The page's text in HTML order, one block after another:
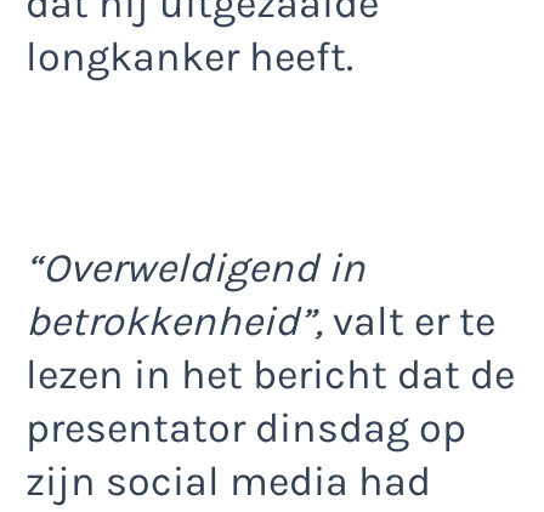
longkanker heeft.
“Overweldigend in
betrokkenheid”, valt er te
lezen in het bericht dat de
presentator dinsdag op
zijn social media had